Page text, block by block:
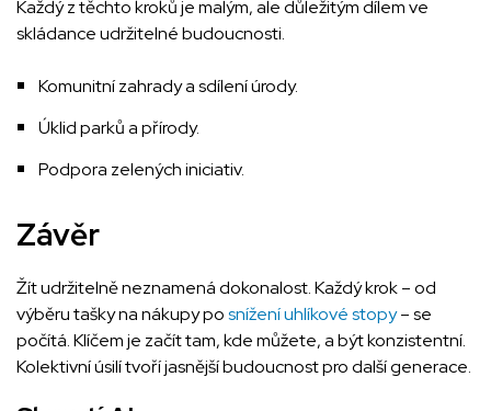
Každý z těchto kroků je malým, ale důležitým dílem ve
skládance udržitelné budoucnosti.
Komunitní zahrady a sdílení úrody.
Úklid parků a přírody.
Podpora zelených iniciativ.
Závěr
Žít udržitelně neznamená dokonalost. Každý krok – od
výběru tašky na nákupy posnížení uhlíkové stopy– se
počítá. Klíčem je začít tam, kde můžete, a být konzistentní.
Kolektivní úsilí tvoří jasnější budoucnost pro další generace.